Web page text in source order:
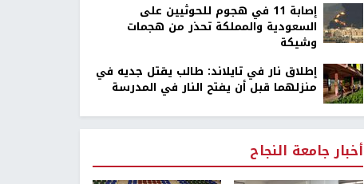
إصابة 11 في هجوم للحوثيين على
السعودية والمملكة تحذر من هجمات
وشيكة
إطلاق نار في تايلاند: طالب يقتل جديه في
منزلهما قبل أن يفتح النار في المدرسة
أخبار جامعة النجاح